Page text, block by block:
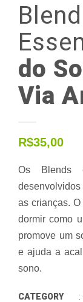
Blend
do
Via
R$35,00
Os Blends
as crianças. O
dormir como
promove um
e ajuda a
sono.
CATEGORY :